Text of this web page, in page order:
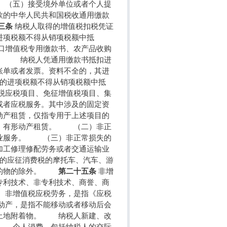
五）接受境外单位或者个人提
中华人民共和国税收通用缴款
条 纳税人取得的增值税扣税凭证
税额不得从销项税额中抵
值税专用缴款书、农产品收购
。 纳税人凭通用缴款书抵扣进
或者发票。资料不全的，其进
进项税额不得从销项税额中抵
税项目、免征增值税项目、集
应税服务。其中涉及的固定资
租赁，仅指专用于上述项目的
、有形动产租赁。 （二）非正
业服务。 （三）非正常损失的
修理修配劳务或者交通运输业
消费税的摩托车、汽车、游
的物的除外。 第二十五条 非增
技术、非专利技术、商誉、商
增值税应税劳务，是指《应税
，是指不能移动或者移动后会
土地附着物。 纳税人新建、改